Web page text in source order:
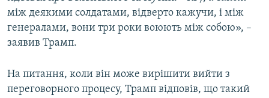
між деякими солдатами, відверто кажучи, і між
генералами, вони три роки воюють між собою», –
заявив Трамп.
На питання, коли він може вирішити вийти з
переговорного процесу, Трамп відповів, що такий